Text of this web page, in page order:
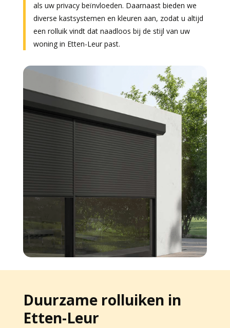
als uw privacy beïnvloeden. Daarnaast bieden we
diverse kastsystemen en kleuren aan, zodat u altijd
een rolluik vindt dat naadloos bij de stijl van uw
woning in Etten-Leur past.
Duurzame rolluiken in
Etten-Leur